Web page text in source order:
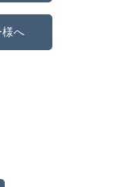
様へ